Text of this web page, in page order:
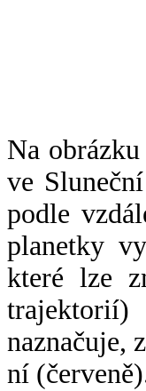
Na
ve
podle
planetky
které lze
trajektorií)
naznačuje,
ní